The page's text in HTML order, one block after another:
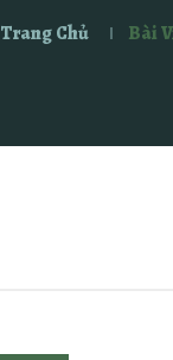
Trang Chủ Bài